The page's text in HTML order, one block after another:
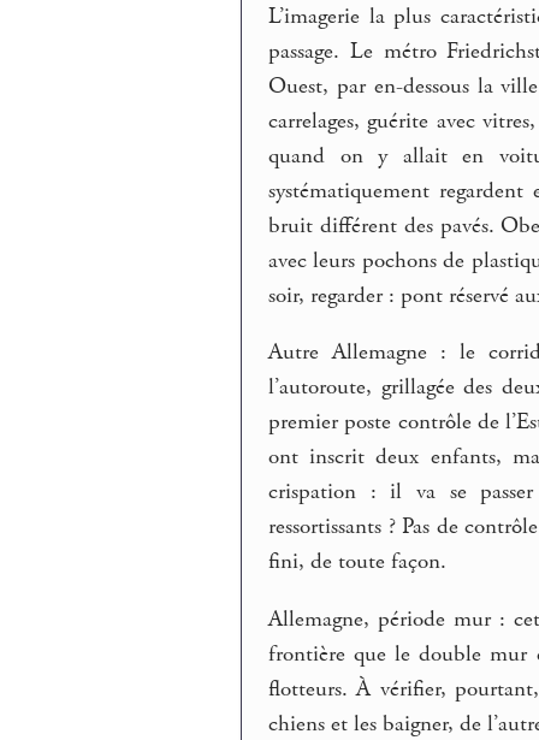
L’imagerie la plus
passage. Le métro
Ouest, par en-dessous la
carrelages, guérite avec
quand on y allait en
systématiquement
bruit différent des pavés.
avec leurs pochons de
soir, regarder : pont réservé
Autre Allemagne : le
l’autoroute, grillagée des
premier poste contrôle de
ont inscrit deux enfants,
crispation : il va se
ressortissants ? Pas de
fini, de toute façon.
Allemagne, période mur :
frontière que le double mur
flotteurs. À vérifier,
chiens et les baigner, de